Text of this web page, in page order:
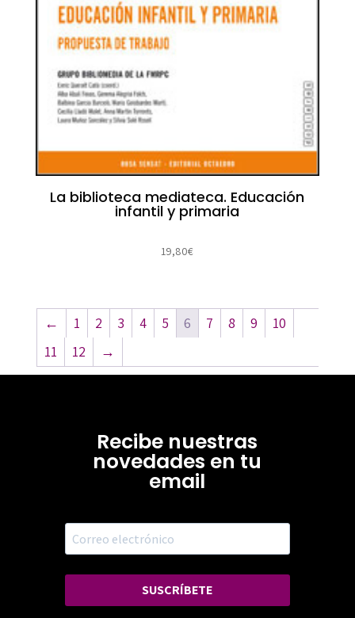
La biblioteca mediateca. Educación
infantil y primaria
19,80€
← 1 2 3 4 5 6 7 8 9
10
11
12 →
Recibe nuestras
novedades en tu
email
SUSCRÍBETE